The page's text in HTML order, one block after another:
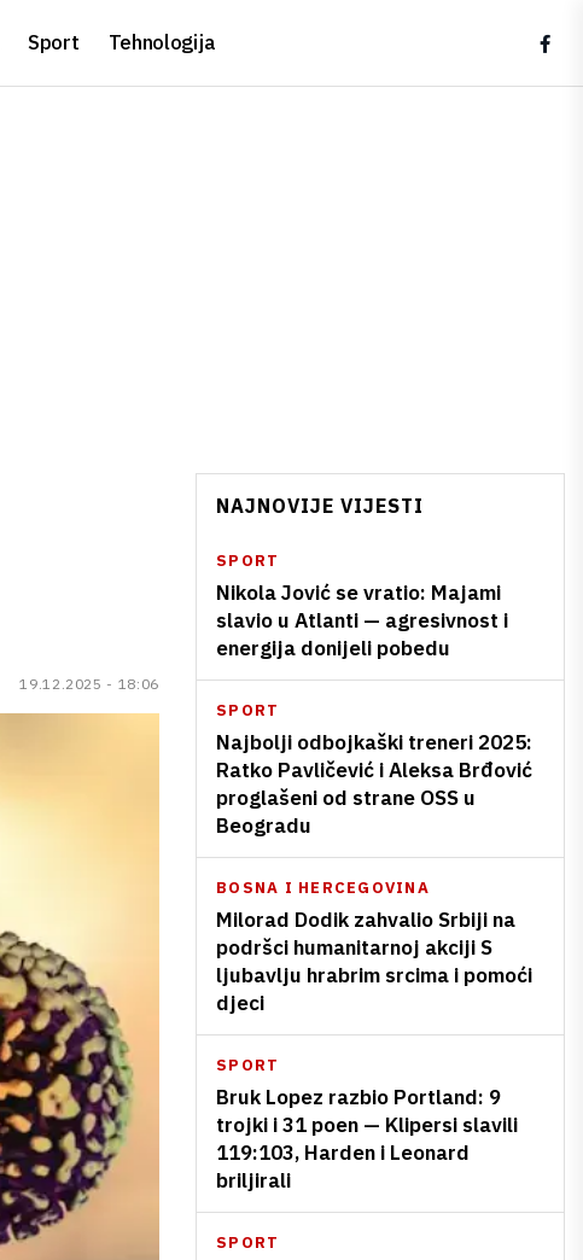
Sport Tehnologija
19.12.2025 - 18:06
NAJNOVIJE VIJESTI
SPORT
Nikola Jović se vratio: Majami
slavio u Atlanti — agresivnost i
energija donijeli pobedu
SPORT
Najbolji odbojkaški treneri 2025:
Ratko Pavličević i Aleksa Brđović
proglašeni od strane OSS u
Beogradu
BOSNA I HERCEGOVINA
Milorad Dodik zahvalio Srbiji na
podršci humanitarnoj akciji S
ljubavlju hrabrim srcima i pomoći
djeci
SPORT
Bruk Lopez razbio Portland: 9
trojki i 31 poen — Klipersi slavili
119:103, Harden i Leonard
briljirali
SPORT